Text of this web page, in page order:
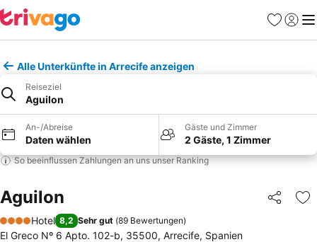
Favoriten
Alle Unterkünfte in Arrecife anzeigen
Reiseziel
Aguilon
An-/Abreise
Daten wählen
Gäste und Zimmer
2 Gäste, 1 Zimmer
So beeinflussen Zahlungen an uns unser Ranking
Aguilon Teilen
4 Sterne
Hotel 8,2 Sehr gut (89 Bewertungen)
El Greco Nº 6 Apto. 102-b, 35500, Arrecife, Spanien